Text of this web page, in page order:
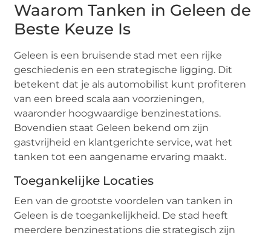
Waarom Tanken in Geleen de
Beste Keuze Is
Geleen is een bruisende stad met een rijke
geschiedenis en een strategische ligging. Dit
betekent dat je als automobilist kunt profiteren
van een breed scala aan voorzieningen,
waaronder hoogwaardige benzinestations.
Bovendien staat Geleen bekend om zijn
gastvrijheid en klantgerichte service, wat het
tanken tot een aangename ervaring maakt.
Toegankelijke Locaties
Een van de grootste voordelen van tanken in
Geleen is de toegankelijkheid. De stad heeft
meerdere benzinestations die strategisch zijn